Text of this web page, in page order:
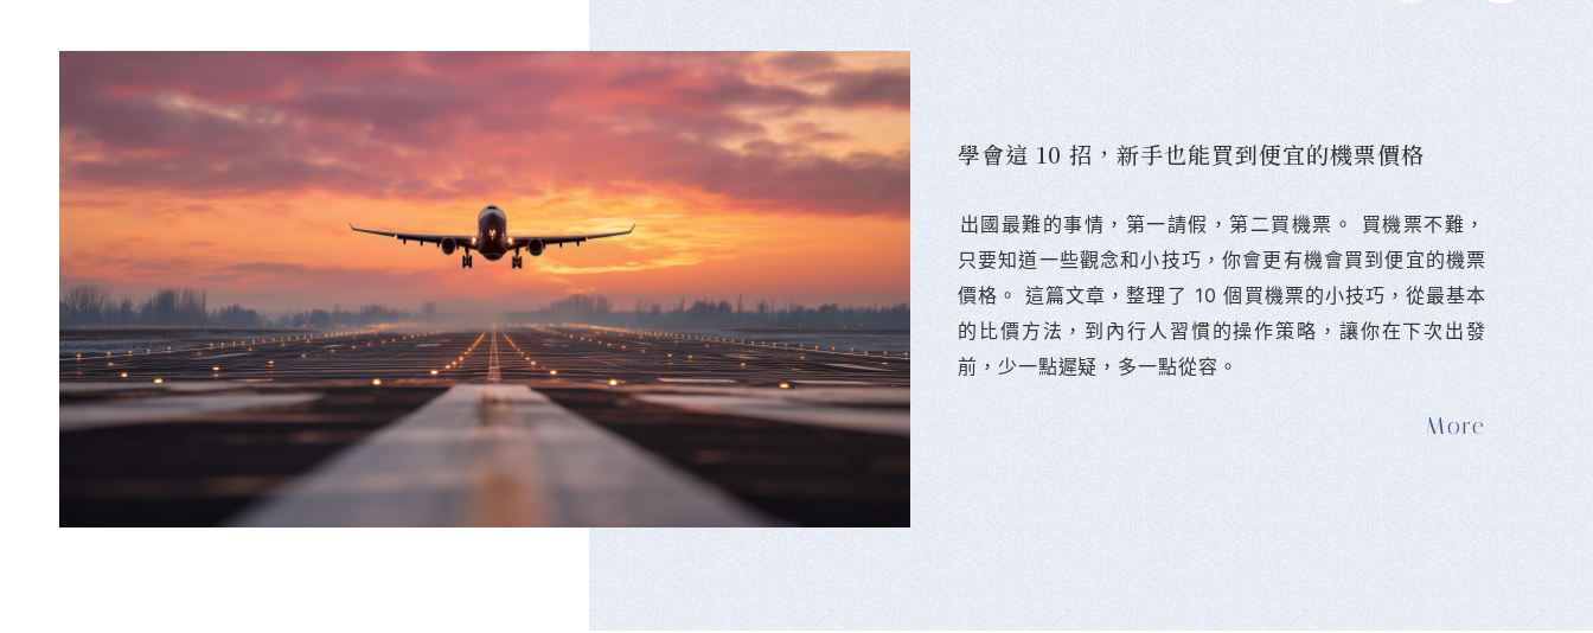
學會這 10 招，新手也能買到便宜的機票價格
󠀠出國最難的事情，第一請假，第二買機票。 󠀠買機票不難，
只要知道一些觀念和小技巧，你會更有機會買到便宜的機票
價格。 這篇文章，整理了 10 個買機票的小技巧，從最基本
的比價方法，到內行人習慣的操作策略，讓你在下次出發
前，少一點遲疑，多一點從容。